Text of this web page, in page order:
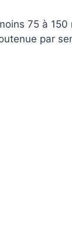
75 à
par